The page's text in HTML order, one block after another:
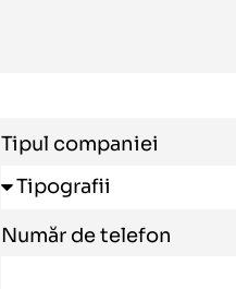
Tipul companiei
Număr de telefon